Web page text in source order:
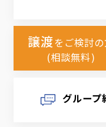
譲渡をご検討
(相談無料)
グループ